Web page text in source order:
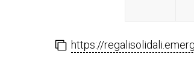
https://